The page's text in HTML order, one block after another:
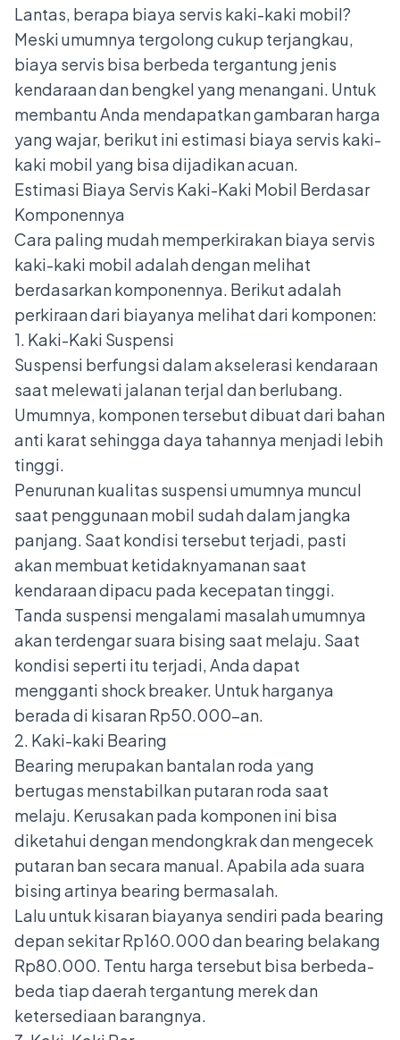
Lantas, berapa biaya servis kaki-kaki mobil?
Meski umumnya tergolong cukup terjangkau,
biaya servis bisa berbeda tergantung jenis
kendaraan dan bengkel yang menangani. Untuk
membantu Anda mendapatkan gambaran harga
yang wajar, berikut ini estimasi biaya servis kaki-
kaki mobil yang bisa dijadikan acuan.
Estimasi Biaya Servis Kaki-Kaki Mobil Berdasar
Komponennya
Cara paling mudah memperkirakan biaya servis
kaki-kaki mobil adalah dengan melihat
berdasarkan komponennya . Berikut adalah
perkiraan dari biayanya melihat dari komponen:
1. Kaki-Kaki Suspensi
Suspensi berfungsi dalam akselerasi kendaraan
saat melewati jalanan terjal dan berlubang.
Umumnya, komponen tersebut dibuat dari bahan
anti karat sehingga daya tahannya menjadi lebih
tinggi.
Penurunan kualitas suspensi umumnya muncul
saat penggunaan mobil sudah dalam jangka
panjang. Saat kondisi tersebut terjadi, pasti
akan membuat ketidaknyamanan saat
kendaraan dipacu pada kecepatan tinggi.
Tanda suspensi mengalami masalah umumnya
akan terdengar suara bising saat melaju. Saat
kondisi seperti itu terjadi, Anda dapat
mengganti shock breaker. Untuk harganya
berada di kisaran Rp50.000-an.
2. Kaki-kaki Bearing
Bearing merupakan bantalan roda yang
bertugas menstabilkan putaran roda saat
melaju. Kerusakan pada komponen ini bisa
diketahui dengan mendongkrak dan mengecek
putaran ban secara manual. Apabila ada suara
bising artinya bearing bermasalah.
Lalu untuk kisaran biayanya sendiri pada bearing
depan sekitar Rp160.000 dan bearing belakang
Rp80.000. Tentu harga tersebut bisa berbeda-
beda tiap daerah tergantung merek dan
ketersediaan barangnya.